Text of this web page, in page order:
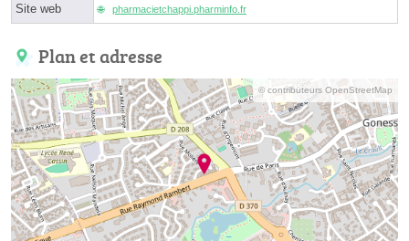
Site web pharmacietchappi.pharminfo.fr
Plan et adresse
© contributeurs OpenStreetMap